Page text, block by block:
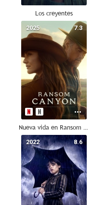
Los creyentes
7.3
2025
Nueva vida en Ransom Canyon
8.6
2022